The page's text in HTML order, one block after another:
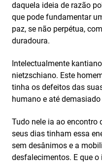
daquela ideia de razão
que pode fundamentar
paz, se não perpétua,
duradoura.
Intelectualmente
nietzschiano. Este
tinha os defeitos das
humano e até
Tudo nele ia ao encontro
seus dias tinham essa
sem desânimos e a
desfalecimentos. E que